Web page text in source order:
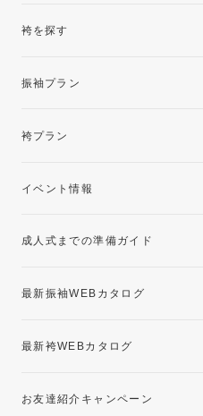
袴を探す
振袖プラン
レンタルプラン
袴プラン
卒業袴レンタルプラン
イベント情報
成人式までの準備ガイド
最新振袖WEBカタログ
最新袴WEBカタログ
お友達紹介キャンペーン